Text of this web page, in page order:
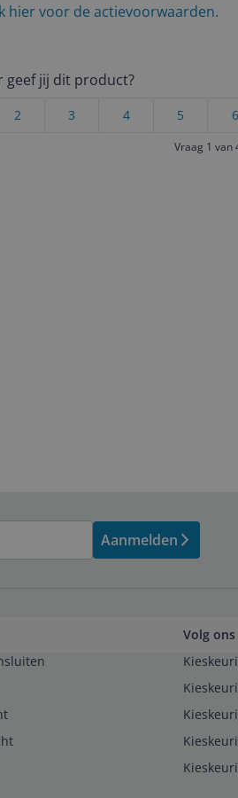
hier voor de actievoorwaarden.
geef jij dit product?
6
5
4
3
2
Vraag 1 van
Aanmelden
Volg